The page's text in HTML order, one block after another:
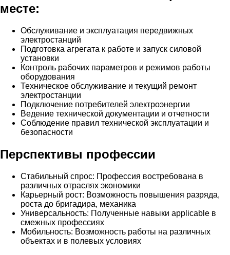
месте:
Обслуживание и эксплуатация передвижных
электростанций
Подготовка агрегата к работе и запуск силовой
установки
Контроль рабочих параметров и режимов работы
оборудования
Техническое обслуживание и текущий ремонт
электростанции
Подключение потребителей электроэнергии
Ведение технической документации и отчетности
Соблюдение правил технической эксплуатации и
безопасности
Перспективы профессии
Стабильный спрос: Профессия востребована в
различных отраслях экономики
Карьерный рост: Возможность повышения разряда,
роста до бригадира, механика
Универсальность: Полученные навыки applicable в
смежных профессиях
Мобильность: Возможность работы на различных
объектах и в полевых условиях